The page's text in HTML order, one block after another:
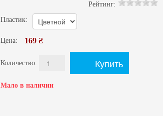
Рейтинг:
Пластик:
Цена: 169 ₴
Количество:
Мало в наличии